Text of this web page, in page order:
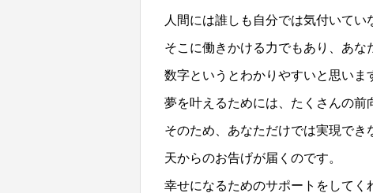
人間には誰しも自分では気付いてい
そこに働きかける力でもあり、あな
数字というとわかりやすいと思いま
夢を叶えるためには、たくさんの前
そのため、あなただけでは実現で
天からのお告げが届くのです。
幸せになるためのサポートをしてく